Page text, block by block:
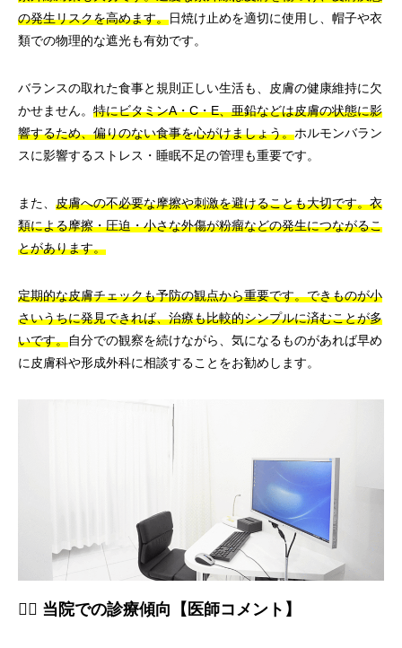
の発生リスクを高めます。日焼け止めを適切に使用し、帽子や衣
類での物理的な遮光も有効です。
バランスの取れた食事と規則正しい生活も、皮膚の健康維持に欠
かせません。 特にビタミンA・C・E、亜鉛などは皮膚の状態に影
響するため、偏りのない食事を心がけましょう。ホルモンバラン
スに影響するストレス・睡眠不足の管理も重要です。
また、 皮膚への不必要な摩擦や刺激を避けることも大切です。衣
類による摩擦・圧迫・小さな外傷が粉瘤などの発生につながるこ
とがあります。
定期的な皮膚チェックも予防の観点から重要です。できものが小
さいうちに発見できれば、治療も比較的シンプルに済むことが多
いです。自分での観察を続けながら、気になるものがあれば早め
に皮膚科や形成外科に相談することをお勧めします。
👨‍⚕️ 当院での診療傾向【医師コメント】